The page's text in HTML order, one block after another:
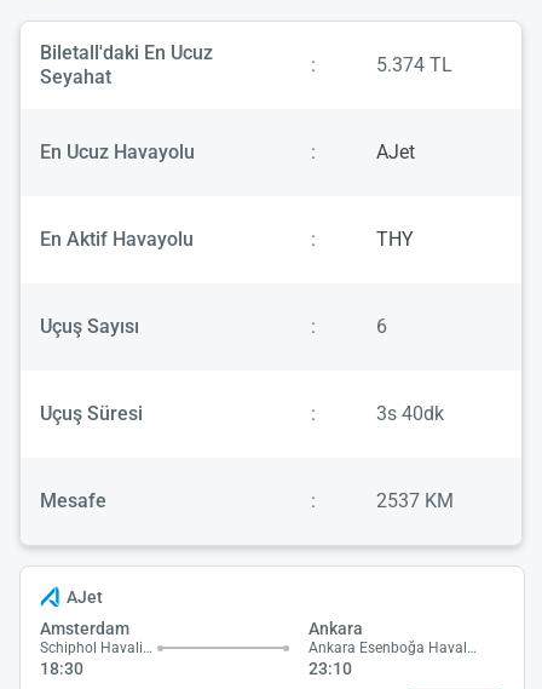
Biletall'daki En Ucuz
Seyahat
: 5.374 TL
En Ucuz Havayolu : AJet
En Aktif Havayolu : THY
Uçuş Sayısı : 6
Uçuş Süresi : 3s 40dk
Mesafe : 2537 KM
AJet
Amsterdam
Schiphol Havalimanı
18:30
Ankara
Ankara Esenboğa Havalimanı
23:10